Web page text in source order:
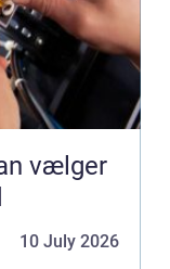
10 July 2026